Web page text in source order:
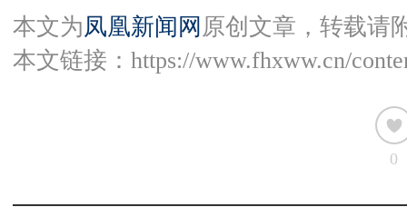
本文为凤凰新闻网 原创文章，转载请
本文链接： https://www.fhxww.cn/
0